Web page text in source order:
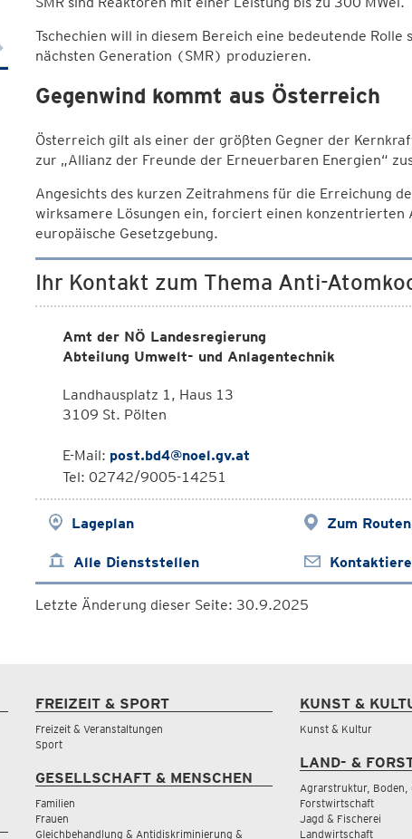
Tschechien will in diesem Bereich eine bedeutende
nächsten Generation (SMR) produzieren.
Gegenwind kommt aus Österreich
Österreich gilt als einer der größten Gegner der
zur „Allianz der Freunde der Erneuerbaren Energien“
Angesichts des kurzen Zeitrahmens für die Erreichung
wirksamere Lösungen ein, forciert einen
europäische Gesetzgebung.
Ihr Kontakt zum Thema Anti-
Amt der NÖ Landesregierung
Abteilung Umwelt- und Anlagentechnik
Landhausplatz 1, Haus 13
3109 St. Pölten
E-Mail: post.bd4@noel.gv.at
Tel: 02742/9005-14251
Lageplan Zum
Alle Dienststellen
Letzte Änderung dieser Seite: 30.9.2025
FREIZEIT & SPORT
Freizeit & Veranstaltungen
Sport
GESELLSCHAFT & MENSCHEN
Familien
Frauen
Gleichbehandlung & Antidiskriminierung &
KUNST &
Kunst & Kultur
LAND- &
Agrarstruktur, Boden,
Forstwirtschaft
Jagd & Fischerei
Landwirtschaft